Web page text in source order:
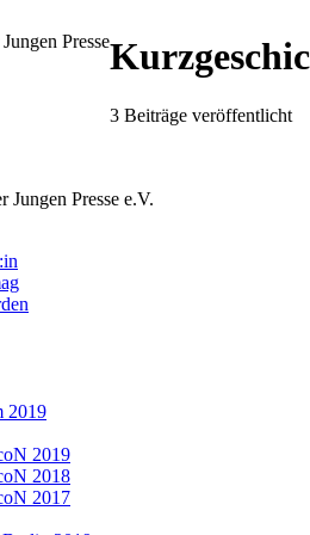
Presse
3 Beiträge veröffentlicht
Jungen Presse e.V.
2019
2019
2018
2017